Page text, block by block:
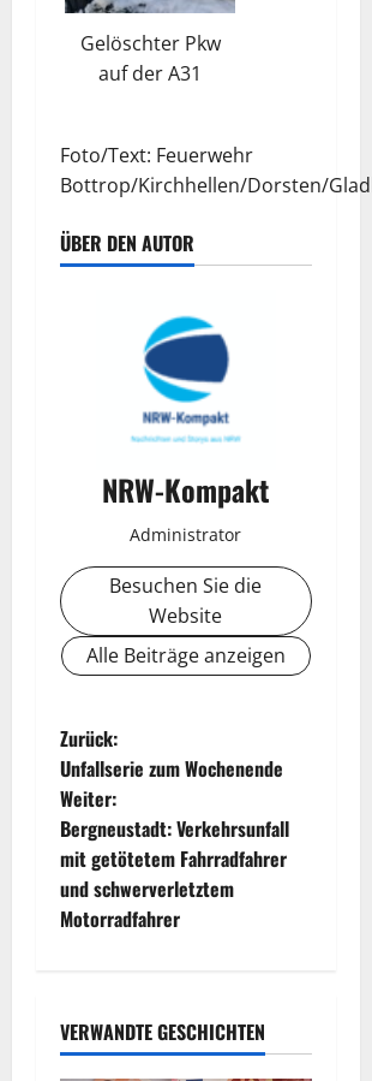
Gelöschter Pkw
auf der A31
Foto/Text: Feuerwehr
Bottrop/Kirchhellen/Dorsten/
ÜBER DEN AUTOR
NRW-Kompakt
Administrator
Besuchen Sie die
Website
Alle Beiträge anzeigen
B
e
i
t
g
Zurück:
Unfallserie zum Wochenende
Weiter:
Bergneustadt: Verkehrsunfall
mit getötetem Fahrradfahrer
und schwerverletztem
Motorradfahrer
VERWANDTE GESCHICHTEN